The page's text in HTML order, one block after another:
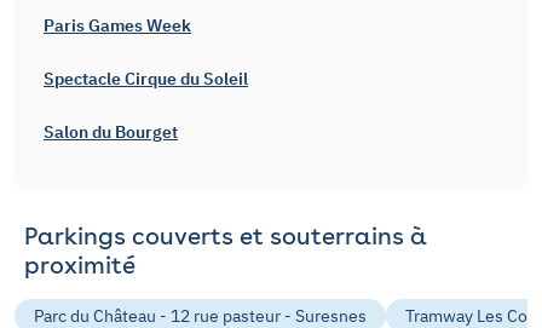
Paris Games Week
Spectacle Cirque du Soleil
Salon du Bourget
Parkings couverts et souterrains à
proximité
Parc du Château - 12 rue pasteur - Suresnes Tramway Les